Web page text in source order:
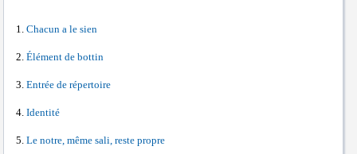
Chacun a le sien
Élément de bottin
Entrée de répertoire
Identité
Le notre, même sali, reste propre